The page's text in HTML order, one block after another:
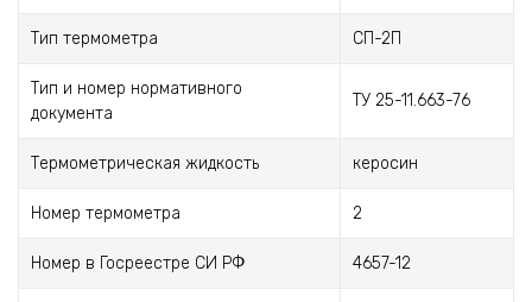
Тип термометра СП-2П
Тип и номер нормативного
документа
ТУ 25-11.663-76
Термометрическая жидкость керосин
Номер термометра 2
Номер в Госреестре СИ РФ 4657-12